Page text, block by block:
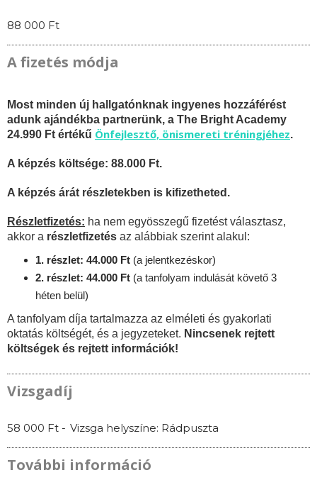
88 000 Ft
A fizetés módja
Most minden új hallgatónknak ingyenes hozzáférést
adunk ajándékba partnerünk, a The Bright Academy
24.990 Ft értékű Önfejlesztő, önismereti tréningjéhez.
A képzés költsége: 88.000 Ft.
A képzés árát részletekben is kifizetheted.
Részletfizetés: ha nem egyösszegű fizetést választasz,
akkor a részletfizetés az alábbiak szerint alakul:
1. részlet: 44.000 Ft (a jelentkezéskor)
2. részlet: 44.000 Ft (a tanfolyam indulását követő 3
héten belül)
A tanfolyam díja tartalmazza az elméleti és gyakorlati
oktatás költségét, és a jegyzeteket. Nincsenek rejtett
költségek és rejtett információk!
Vizsgadíj
58 000 Ft - Vizsga helyszíne: Rádpuszta
További információ